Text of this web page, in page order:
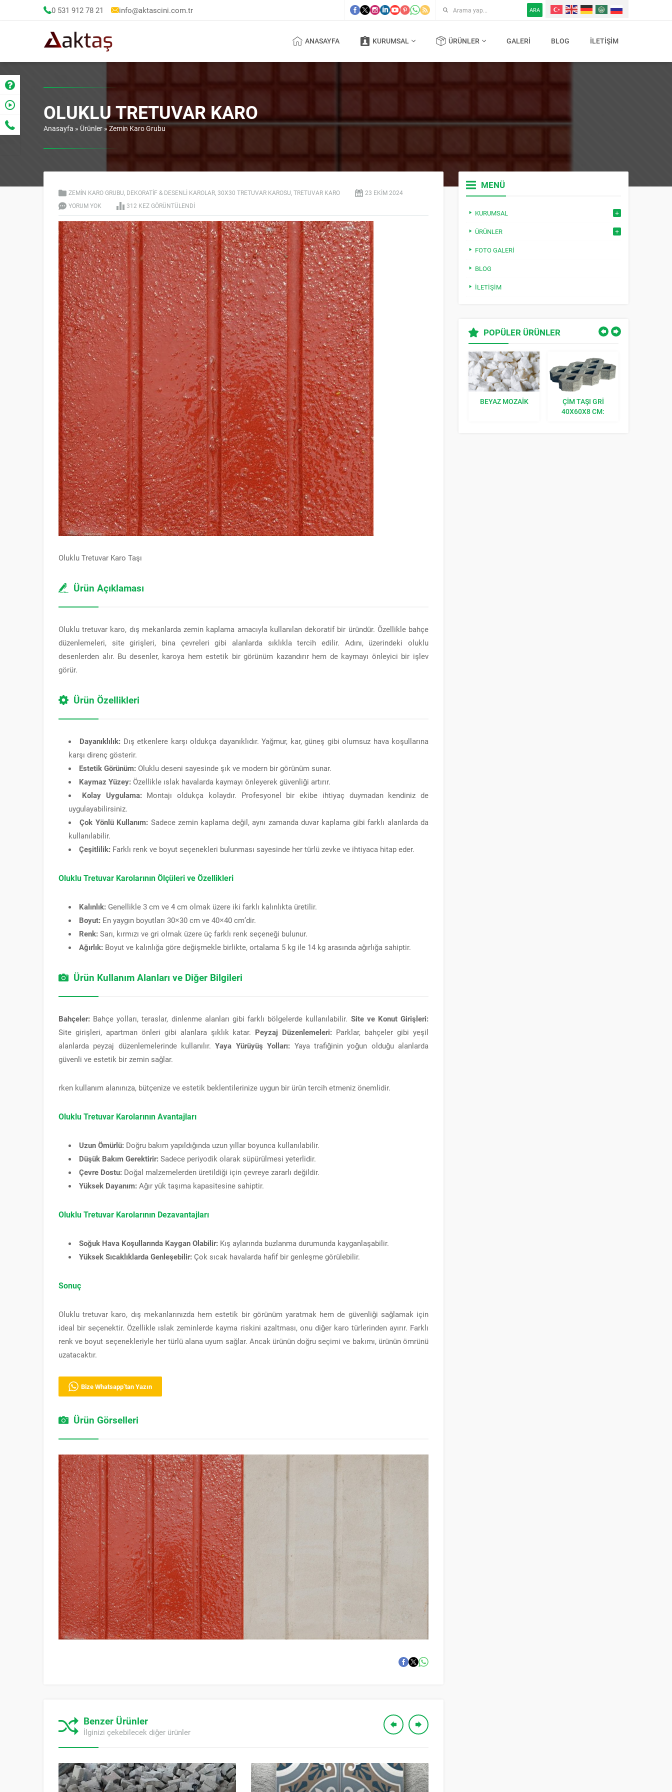
0 531 912 78 21 info@aktascini.com.tr ARA
ANASAYFA KURUMSAL ÜRÜNLER GALERI BLOG İLETIŞIM
OLUKLU TRETUVAR KARO
Anasayfa » Ürünler »Zemin Karo Grubu
ZEMIN KARO GRUBU DEKORATIF & DESENLI KAROLAR 30X30 TRETUVAR KAROSU TRETUVAR KARO 23 EKIM2024
YORUM YOK
312 KEZ GÖRÜNTÜLENDI
Oluklu Tretuvar Karo Taşı
Ürün Açıklaması
Oluklu tretuvar karo, dış mekanlarda zemin kaplama amacıyla kullanılan dekoratif bir üründür. Özellikle bahçe
düzenlemeleri, site girişleri, bina çevreleri gibi alanlarda sıklıkla tercih edilir. Adını, üzerindeki oluklu
desenlerden alır. Bu desenler, karoya hem estetik bir görünüm kazandırır hem de kaymayı önleyici bir işlev
görür.
Ürün Özellikleri
Dayanıklılık: Dış etkenlere karşı oldukça dayanıklıdır. Yağmur, kar, güneş gibi olumsuz hava koşullarına
karşı direnç gösterir.
Estetik Görünüm: Oluklu deseni sayesinde şık ve modern bir görünüm sunar.
Kaymaz Yüzey: Özellikle ıslak havalarda kaymayı önleyerek güvenliği artırır.
Kolay Uygulama:Montajı oldukça kolaydır. Profesyonel bir ekibe ihtiyaç duymadan kendiniz de
uygulayabilirsiniz.
Çok Yönlü Kullanım: Sadece zemin kaplama değil, aynı zamanda duvar kaplama gibi farklı alanlarda da
kullanılabilir.
Çeşitlilik: Farklı renk ve boyut seçenekleri bulunması sayesinde her türlü zevke ve ihtiyaca hitap eder.
Oluklu Tretuvar Karolarının Ölçüleri ve Özellikleri
Kalınlık: Genellikle 3 cm ve 4 cm olmak üzere iki farklı kalınlıkta üretilir.
Boyut: En yaygın boyutları 30×30 cm ve 40×40 cm’dir.
Renk: Sarı, kırmızı ve gri olmak üzere üç farklı renk seçeneği bulunur.
Ağırlık: Boyut ve kalınlığa göre değişmekle birlikte, ortalama 5 kg ile 14 kg arasında ağırlığa sahiptir.
Ürün Kullanım Alanları ve Diğer Bilgileri
Bahçeler: Bahçe yolları, teraslar, dinlenme alanları gibi farklı bölgelerde kullanılabilir. Site ve Konut Girişleri:
Site girişleri, apartman önleri gibi alanlara şıklık katar. Peyzaj Düzenlemeleri: Parklar, bahçeler gibi yeşil
alanlarda peyzaj düzenlemelerinde kullanılır.Yaya Yürüyüş Yolları: Yaya trafiğinin yoğun olduğu alanlarda
güvenli ve estetik bir zemin sağlar.
rken kullanım alanınıza, bütçenize ve estetik beklentilerinize uygun bir ürün tercih etmeniz önemlidir.
Oluklu Tretuvar Karolarının Avantajları
Uzun Ömürlü: Doğru bakım yapıldığında uzun yıllar boyunca kullanılabilir.
Düşük Bakım Gerektirir: Sadece periyodik olarak süpürülmesi yeterlidir.
Çevre Dostu: Doğal malzemelerden üretildiği için çevreye zararlı değildir.
Yüksek Dayanım: Ağır yük taşıma kapasitesine sahiptir.
Oluklu Tretuvar Karolarının Dezavantajları
Soğuk Hava Koşullarında Kaygan Olabilir: Kış aylarında buzlanma durumunda kayganlaşabilir.
Yüksek Sıcaklıklarda Genleşebilir: Çok sıcak havalarda hafif bir genleşme görülebilir.
Sonuç
Oluklu tretuvar karo, dış mekanlarınızda hem estetik bir görünüm yaratmak hem de güvenliği sağlamak için
ideal bir seçenektir. Özellikle ıslak zeminlerde kayma riskini azaltması, onu diğer karo türlerinden ayırır. Farklı
renk ve boyut seçenekleriyle her türlü alana uyum sağlar. Ancak ürünün doğru seçimi ve bakımı, ürünün ömrünü
uzatacaktır.
Bize Whatsapp’tan Yazın
Ürün Görselleri
Benzer Ürünler
İlginizi çekebilecek diğer ürünler
MENÜ
KURUMSAL
ÜRÜNLER
FOTO GALERI
BLOG
İLETIŞIM
POPÜLER ÜRÜNLER
BEYAZ MOZAIK
ÇIM TAŞI GRI
40X60X8 CM: